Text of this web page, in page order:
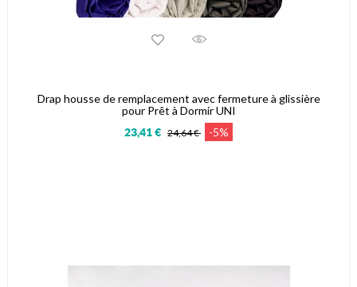
Drap housse de remplacement avec fermeture à glissière
pour Prêt à Dormir UNI
23,41 € 24,64 € -5%